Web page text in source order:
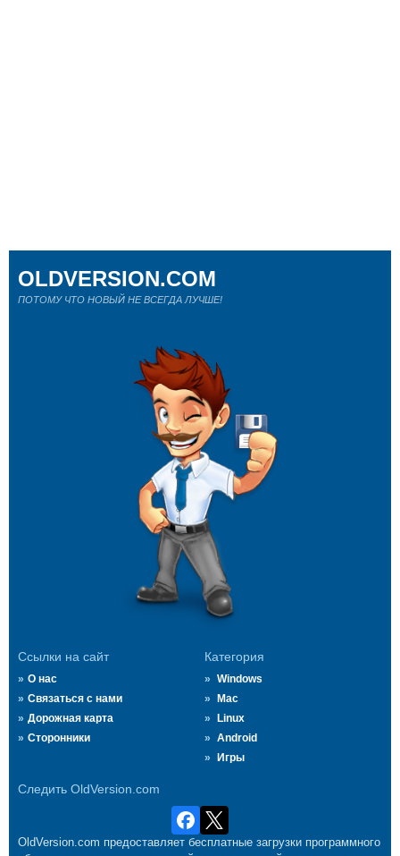
Ссылки на сайт
О нас
Связаться с нами
Дорожная карта
Сторонники
Категория
Windows
Mac
Linux
Android
Игры
Следить OldVersion.com
OLDVERSION.COM
ПОТОМУ ЧТО НОВЫЙ НЕ ВСЕГДА ЛУЧШЕ!
OldVersion.com предоставляет бесплатные загрузки программного